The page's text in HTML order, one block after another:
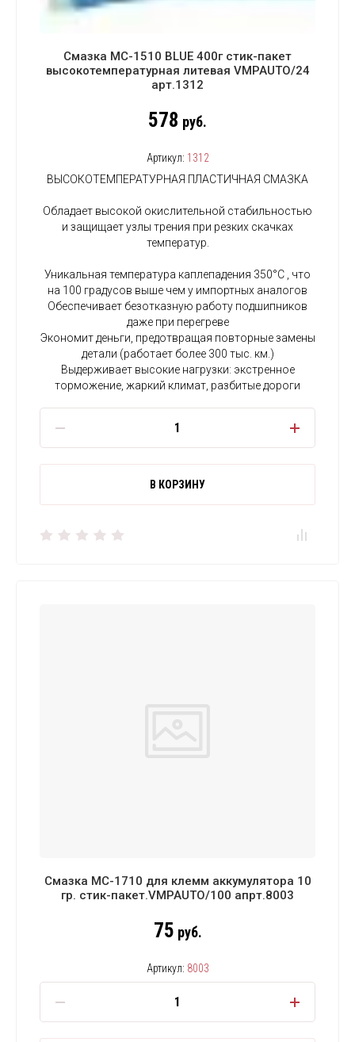
Смазка МС-1510 BLUE 400г стик-пакет
высокотемпературная литевая VMPAUTO/24
арт.1312
578 руб.
Артикул: 1312
ВЫСОКОТЕМПЕРАТУРНАЯ ПЛАСТИЧНАЯ СМАЗКА
Обладает высокой окислительной стабильностью
и защищает узлы трения при резких скачках
температур.
Уникальная температура каплепадения 350°С , что
на 100 градусов выше чем у импортных аналогов
Обеспечивает безотказную работу подшипников
даже при перегреве
Экономит деньги, предотвращая повторные замены
детали (работает более 300 тыс. км.)
Выдерживает высокие нагрузки: экстренное
торможение, жаркий климат, разбитые дороги
В КОРЗИНУ
Смазка МС-1710 для клемм аккумулятора 10
гр. стик-пакет.VMPAUTO/100 апрт.8003
75 руб.
Артикул: 8003